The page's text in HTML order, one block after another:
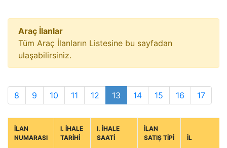
Araç İlanlar
Tüm Araç İlanların Listesine bu sayfadan
ulaşabilirsiniz.
8 9 10 11 12 13 14 15 16 17
İLAN
NUMARASI
I. İHALE
TARİHİ
I. İHALE
SAATİ
İLAN
SATIŞ TİPİ
İL